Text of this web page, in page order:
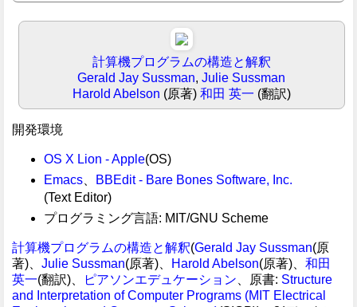
計算機プログラムの構造と解釈
Gerald Jay Sussman,Julie Sussman
Harold Abelson (原著) 和田 英一 (翻訳)
開発環境
OS X Lion - Apple(OS)
Emacs、
BBEdit - Bare Bones Software, Inc.
(Text Editor)
プログラミング言語: MIT/GNU Scheme
計算機プログラムの構造と解釈(Gerald Jay Sussman(原
著)、 Julie Sussman(原著)、 Harold Abelson(原著)、 和田
英一(翻訳)、 ピアソンエデュケーション 、原書: Structure
and Interpretation of Computer Programs (MIT Electrical